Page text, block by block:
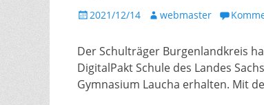
Gepostet
2021/12/14 Autorwebmaster
Der Schulträger Burgenlandkreis
DigitalPakt Schule des Landes
Gymnasium Laucha erhalten. Mit